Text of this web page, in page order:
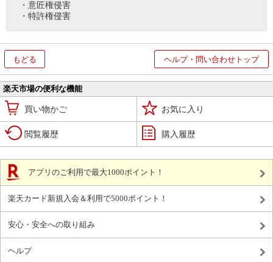
・意匠権侵害
・特許権侵害
もどる ヘルプ・問い合わせトップ
楽天市場の便利な機能
買い物かご お気に入り
閲覧履歴 購入履歴
アプリのご利用で最大1000ポイント！
楽天カード新規入会＆利用で5000ポイント！
安心・安全への取り組み
ヘルプ